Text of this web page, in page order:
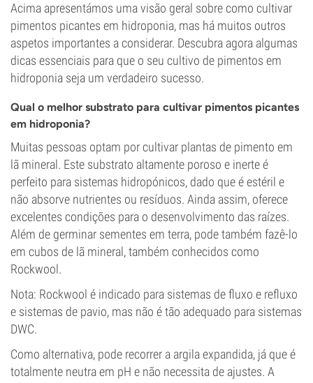
Acima apresentámos uma visão geral sobre como cultivar
pimentos picantes em hidroponia, mas há muitos outros
aspetos importantes a considerar. Descubra agora algumas
dicas essenciais para que o seu cultivo de pimentos em
hidroponia seja um verdadeiro sucesso.
Qual o melhor substrato para cultivar pimentos picantes
em hidroponia?
Muitas pessoas optam por cultivar plantas de pimento em
lã mineral. Este substrato altamente poroso e inerte é
perfeito para sistemas hidropónicos, dado que é estéril e
não absorve nutrientes ou resíduos. Ainda assim, oferece
excelentes condições para o desenvolvimento das raízes.
Além de germinar sementes em terra, pode também fazê-lo
em cubos de lã mineral, também conhecidos como
Rockwool.
Nota: Rockwool é indicado para sistemas de fluxo e refluxo
e sistemas de pavio, mas não é tão adequado para sistemas
DWC.
Como alternativa, pode recorrer a argila expandida, já que é
totalmente neutra em pH e não necessita de ajustes. A